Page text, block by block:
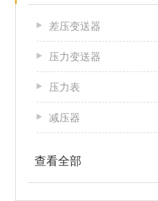
差压变送器
压力变送器
压力表
减压器
查看全部